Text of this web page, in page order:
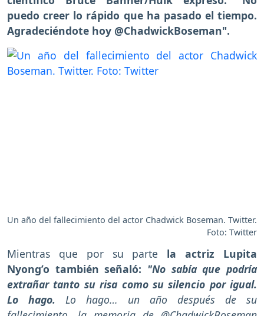
puedo creer lo rápido que ha pasado el tiempo.
Agradeciéndote hoy @ChadwickBoseman".
Un año del fallecimiento del actor Chadwick Boseman. Twitter.
Foto: Twitter
Mientras que por su parte la actriz Lupita
Nyong’o también señaló: "No sabía que podría
extrañar tanto su risa como su silencio por igual.
Lo hago. Lo hago… un año después de su